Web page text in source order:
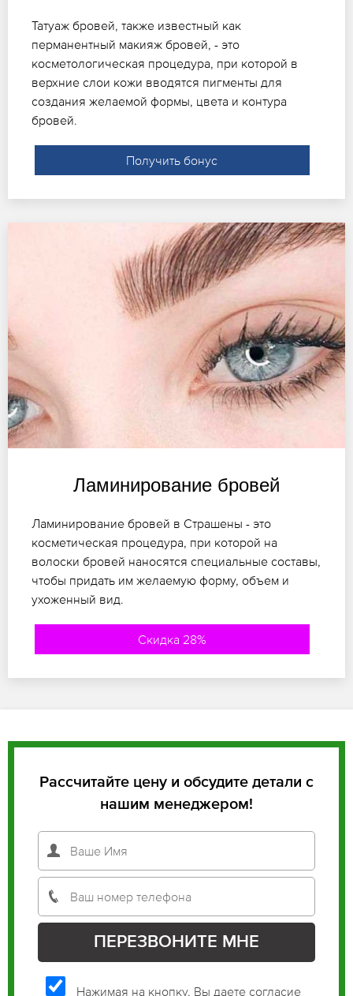
Татуаж бровей, также известный как
перманентный макияж бровей, - это
косметологическая процедура, при которой в
верхние слои кожи вводятся пигменты для
создания желаемой формы, цвета и контура
бровей.
Получить бонус
Ламинирование бровей
Ламинирование бровей в Страшены - это
косметическая процедура, при которой на
волоски бровей наносятся специальные составы,
чтобы придать им желаемую форму, объем и
ухоженный вид.
Скидка 28%
Рассчитайте цену и обсудите детали с
нашим менеджером!
Нажимая на кнопку, Вы даете согласие